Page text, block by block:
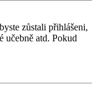
zůstali přihlášeni,
učebně atd. Pokud